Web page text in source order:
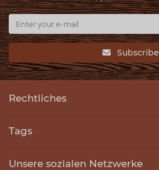
Subscribe
Rechtliches
Tags
Unsere sozialen Netzwerke